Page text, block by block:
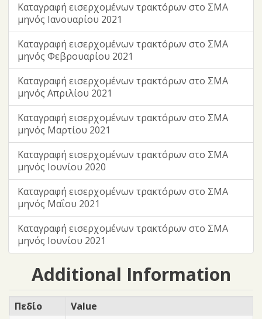
Καταγραφή εισερχομένων τρακτόρων στο ΣΜΑ
μηνός Ιανουαρίου 2021
Καταγραφή εισερχομένων τρακτόρων στο ΣΜΑ
μηνός Φεβρουαρίου 2021
Καταγραφή εισερχομένων τρακτόρων στο ΣΜΑ
μηνός Απριλίου 2021
Καταγραφή εισερχομένων τρακτόρων στο ΣΜΑ
μηνός Μαρτίου 2021
Καταγραφή εισερχομένων τρακτόρων στο ΣΜΑ
μηνός Ιουνίου 2020
Καταγραφή εισερχομένων τρακτόρων στο ΣΜΑ
μηνός Μαΐου 2021
Καταγραφή εισερχομένων τρακτόρων στο ΣΜΑ
μηνός Ιουνίου 2021
Additional Information
Πεδίο Value